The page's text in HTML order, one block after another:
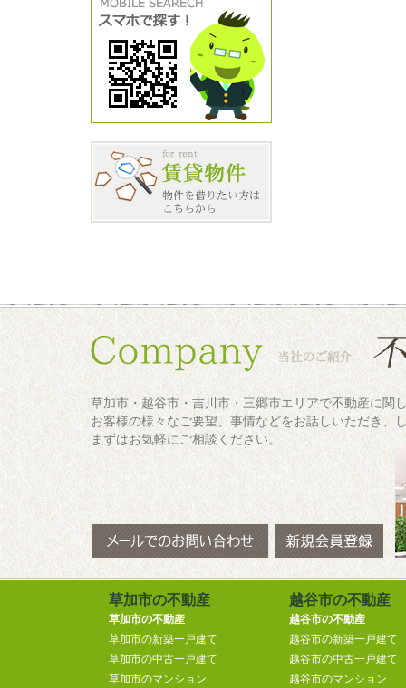
草加市・越谷市・吉川市・三郷市エリアで不動産に関
お客様の様々なご要望、事情などをお話しいただき、
まずはお気軽にご相談ください。
草加市の不動産
草加市の不動産
草加市の新築一戸建て
草加市の中古一戸建て
草加市のマンション
越谷市の不動産
越谷市の不動産
越谷市の新築一戸建て
越谷市の中古一戸建て
越谷市のマンション